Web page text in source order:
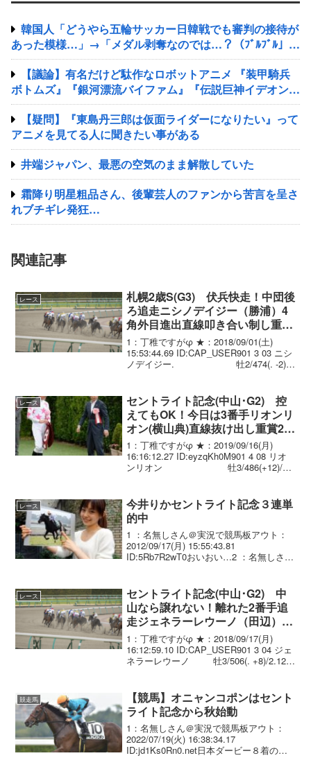
韓国人「どうやら五輪サッカー日韓戦でも審判の接待が
あった模様…」→「メダル剥奪なのでは…？（ﾌﾞﾙﾌﾞﾙ」＝
韓国の反応
【議論】有名だけど駄作なロボットアニメ 『装甲騎兵
ボトムズ』『銀河漂流バイファム』『伝説巨神イデオン』
『超獣機神ダンクーガ』『銀河疾風サスライガー』
【疑問】『東島丹三郎は仮面ライダーになりたい』って
アニメを見てる人に聞きたい事がある
井端ジャパン、最悪の空気のまま解散していた
霜降り明星粗品さん、後輩芸人のファンから苦言を呈さ
れブチギレ発狂…
関連記事
レース
札幌2歳S(G3) 伏兵快走！中団後
ろ追走ニシノデイジー（勝浦）4
角外目進出直線叩き合い制し重賞
制覇！ 総帥ナイママ2着
1：丁稚ですがφ ★：2018/09/01(土)
15:53:44.69 ID:CAP_USER901 3 03 ニシ
ノデイジー. 牡2/474(. -2)/
レース
セントライト記念(中山･G2) 控
えてもOK！今日は3番手リオンリ
オン(横山典)直線抜け出し重賞2勝
目！いざ菊花賞へ
1：丁稚ですがφ ★：2019/09/16(月)
16:16:12.27 ID:eyzqKh0M901 4 08 リオ
ンリオン 牡3/486(+12)/
レース
今井りかセントライト記念３連単
的中
1 ：名無しさん＠実況で競馬板アウト：
2012/09/17(月) 15:55:43.81
ID:5Rb7R2wT0おいおい…2 ：名無しさん
レース
セントライト記念(中山･G2) 中
山なら譲れない！離れた2番手追
走ジェネラーレウーノ（田辺）直
線抜け出し重賞2勝目！
1：丁稚ですがφ ★：2018/09/17(月)
16:12:59.10 ID:CAP_USER901 3 04 ジェ
ネラーレウーノ 牡3/506(. +8)/2.12.1
競走馬
【競馬】オニャンコポンはセント
ライト記念から秋始動
1：名無しさん＠実況で競馬板アウト：
2022/07/19(火) 16:38:34.17
ID:jd1Ks0Rn0.net日本ダービー８着のオ